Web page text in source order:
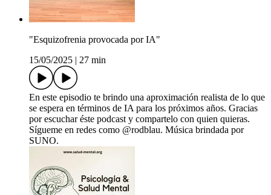
"Esquizofrenia provocada por IA"
15/05/2025
27 min
En este episodio te brindo una aproximación realista de lo que
se espera en términos de IA para los próximos años. Gracias
por escuchar éste podcast y compartelo con quien quieras.
Sígueme en redes como @rodblau. Música brindada por
SUNO.